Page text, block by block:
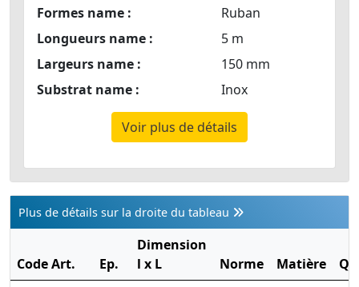
Formes name :
Ruban
Longueurs name :
5 m
Largeurs name :
150 mm
Substrat name :
Inox
Voir plus de détails
Plus de détails sur la droite du tableau
Code Art. Ep.
Dimension
l x L
Norme Matière